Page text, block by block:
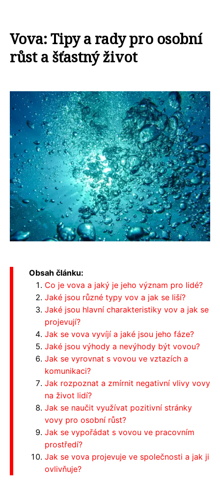
Vova: Tipy a rady pro osobní
růst a šťastný život
Obsah článku:
Co je vova a jaký je jeho význam pro lidé?
Jaké jsou různé typy vov a jak se liší?
Jaké jsou hlavní charakteristiky vov a jak se
projevují?
Jak se vova vyvíjí a jaké jsou jeho fáze?
Jaké jsou výhody a nevýhody být vovou?
Jak se vyrovnat s vovou ve vztazích a
komunikaci?
Jak rozpoznat a zmírnit negativní vlivy vovy
na život lidí?
Jak se naučit využívat pozitivní stránky
vovy pro osobní růst?
Jak se vypořádat s vovou ve pracovním
prostředí?
Jak se vova projevuje ve společnosti a jak ji
ovlivňuje?